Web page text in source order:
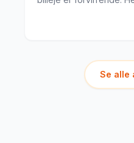
Se alle